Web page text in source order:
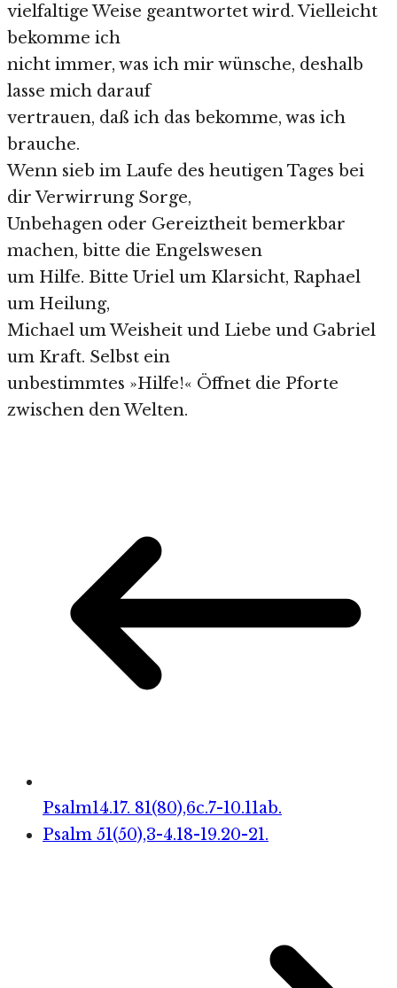
vielfaltige Weise geantwortet wird. Vielleicht
bekomme ich
nicht immer, was ich mir wünsche, deshalb
lasse mich darauf
vertrauen, daß ich das bekomme, was ich
brauche.
Wenn sieb im Laufe des heutigen Tages bei
dir Verwirrung Sorge,
Unbehagen oder Gereiztheit bemerkbar
machen, bitte die Engelswesen
um Hilfe. Bitte Uriel um Klarsicht, Raphael
um Heilung,
Michael um Weisheit und Liebe und Gabriel
um Kraft. Selbst ein
unbestimmtes »Hilfe!« Öffnet die Pforte
zwischen den Welten.
Psalm14.17. 81(80),6c.7-10.11ab.
Psalm 51(50),3-4.18-19.20-21.